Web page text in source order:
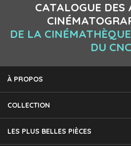
CATALOGUE DES
DE LA
DU CNC
À PROPOS
COLLECTION
LES PLUS BELLES PIÈCES